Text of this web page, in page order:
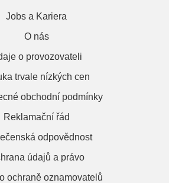
Jobs a Kariera
O nás
o provozovateli
trvale nízkých cen
obchodní podmínky
Reklamační řád
odpovědnost
údajů a právo
ochraně oznamovatelů